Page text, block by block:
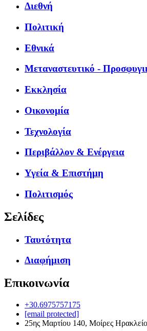
Διεθνή
Πολιτική
Εθνικά
Μεταναστευτικό -
Εκκλησία
Οικονομία
Τεχνολογία
Περιβάλλον & Ενέργεια
Υγεία & Επιστήμη
Πολιτισμός
Σελίδες
Ταυτότητα
Διαφήμιση
Επικοινωνία
+30.6975757175
[email protected]
25ης Μαρτίου 140, Μοίρες